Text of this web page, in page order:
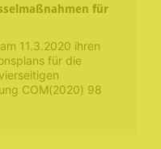
für
11.3.2020 ihren
für die
COM(2020) 98